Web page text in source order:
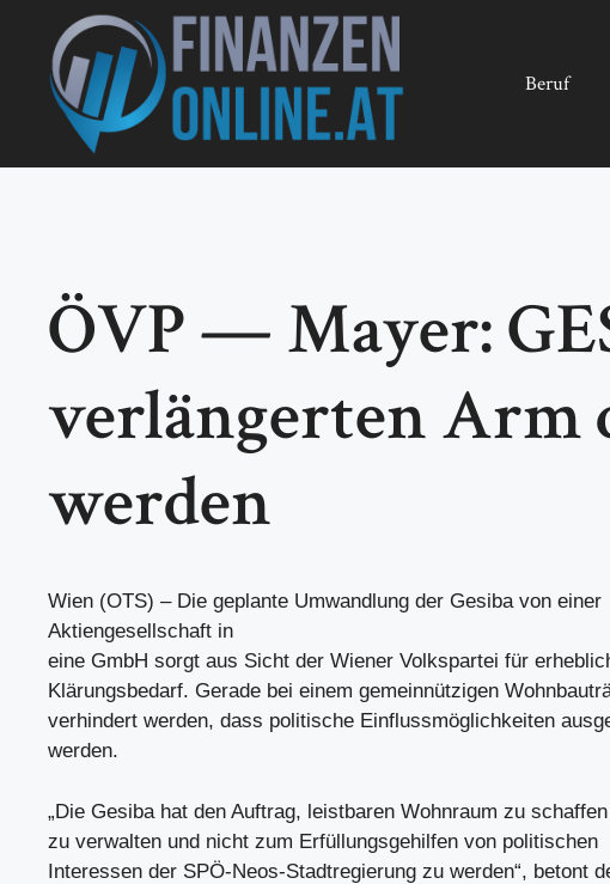
springen
Beruf
ÖVP — Mayer:
verlängerten Arm
werden
Wien (OTS) – Die geplante Umwandlung der Gesiba von einer
Aktiengesellschaft in
eine GmbH sorgt aus Sicht der Wiener Volkspartei für
Klärungsbedarf. Gerade bei einem gemeinnützigen
verhindert werden, dass politische Einflussmöglichkeiten
werden.
„Die Gesiba hat den Auftrag, leistbaren Wohnraum zu
zu verwalten und nicht zum Erfüllungsgehilfen von politischen
Interessen der SPÖ-Neos-Stadtregierung zu werden“, betont